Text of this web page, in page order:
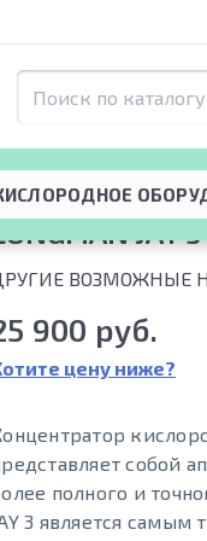
ВОЗМОЖНЫЕ
900 руб.
цену ниже?
собой
полного и
3 является